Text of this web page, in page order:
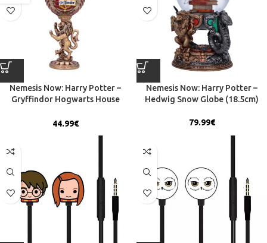
Nemesis Now: Harry Potter –
Gryffindor Hogwarts House
44.99€
Nemesis Now: Harry Potter –
Hedwig Snow Globe (18.5cm)
79.99€